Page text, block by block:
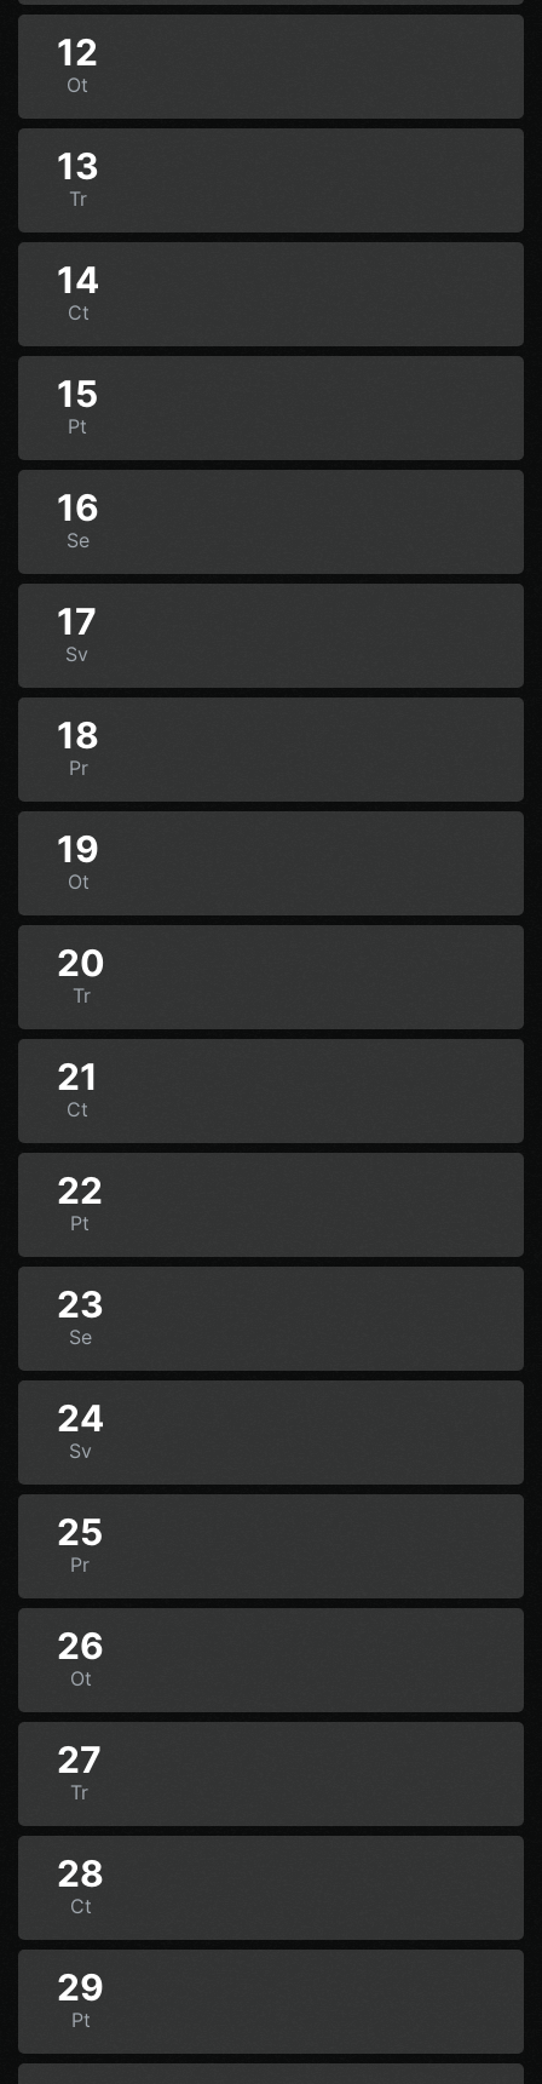
12
Ot
13
Tr
14
Ct
15
Pt
16
Se
17
Sv
18
Pr
19
Ot
20
Tr
21
Ct
22
Pt
23
Se
24
Sv
25
Pr
26
Ot
27
Tr
28
Ct
29
Pt